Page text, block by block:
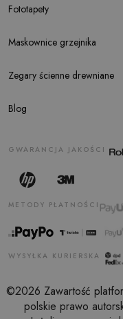
Fototapety
Maskownice grzejnika
Zegary ścienne drewniane
Blog
GWARANCJA JAKOŚCI
WYSYŁKA KURIERSKA
METODY PŁATNOŚCI
©2026 Zawartość
polskie prawo